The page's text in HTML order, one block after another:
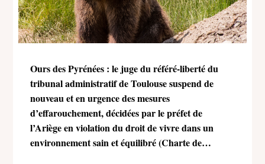
Ours des Pyrénées : le juge du référé-liberté du
tribunal administratif de Toulouse suspend de
nouveau et en urgence des mesures
d’effarouchement, décidées par le préfet de
l’Ariège en violation du droit de vivre dans un
environnement sain et équilibré (Charte de